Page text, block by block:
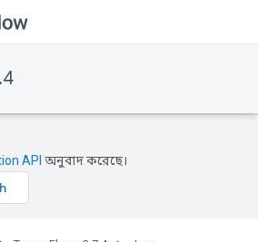
API অনুবাদ করেছে।